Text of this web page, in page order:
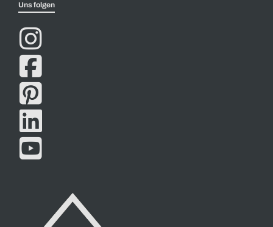
Uns folgen




